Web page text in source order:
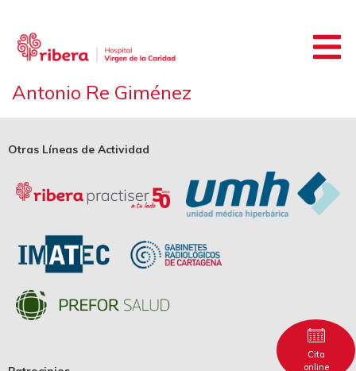
Antonio Re Giménez
Otras Líneas de Actividad
Cita
online